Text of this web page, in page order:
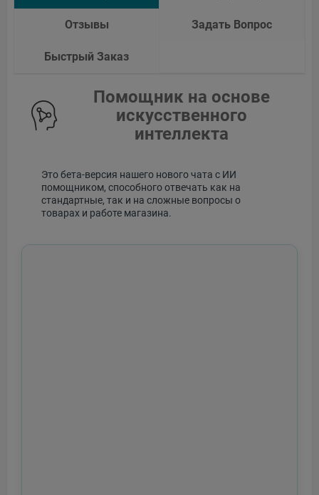
Отзывы Задать Вопрос
Быстрый Заказ
Помощник на основе
искусственного
интеллекта
Это бета-версия нашего нового чата с ИИ
помощником, способного отвечать как на
стандартные, так и на сложные вопросы о
товарах и работе магазина.